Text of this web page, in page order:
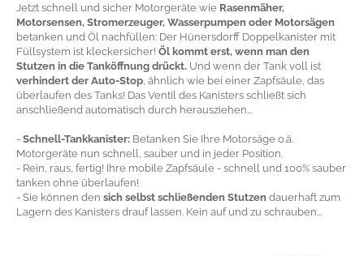
Jetzt schnell und sicher Motorgeräte wie Rasenmäher,
Motorsensen, Stromerzeuger, Wasserpumpen oder Motorsägen
betanken und Öl nachfüllen: Der Hünersdorff Doppelkanister mit
Füllsystem ist kleckersicher! Öl kommt erst, wenn man den
Stutzen in die Tanköffnung drückt. Und wenn der Tank voll ist
verhindert der Auto-Stop , ähnlich wie bei einer Zapfsäule, das
überlaufen des Tanks! Das Ventil des Kanisters schließt sich
anschließend automatisch durch herausziehen...
- Schnell-Tankkanister: Betanken Sie Ihre Motorsäge o.ä.
Motorgeräte nun schnell, sauber und in jeder Position.
- Rein, raus, fertig! Ihre mobile Zapfsäule - schnell und 100% sauber
tanken ohne überlaufen!
- Sie können den sich selbst schließenden Stutzen dauerhaft zum
Lagern des Kanisters drauf lassen. Kein auf und zu schrauben...